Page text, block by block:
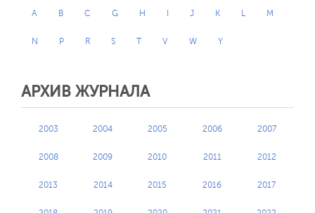
A B C G H J K L M
N P R S T V W Y
АРХИВ ЖУРНАЛА
2003 2004 2005 2006 2007
2008 2009 2010 2011 2012
2013 2014 2015 2016 2017